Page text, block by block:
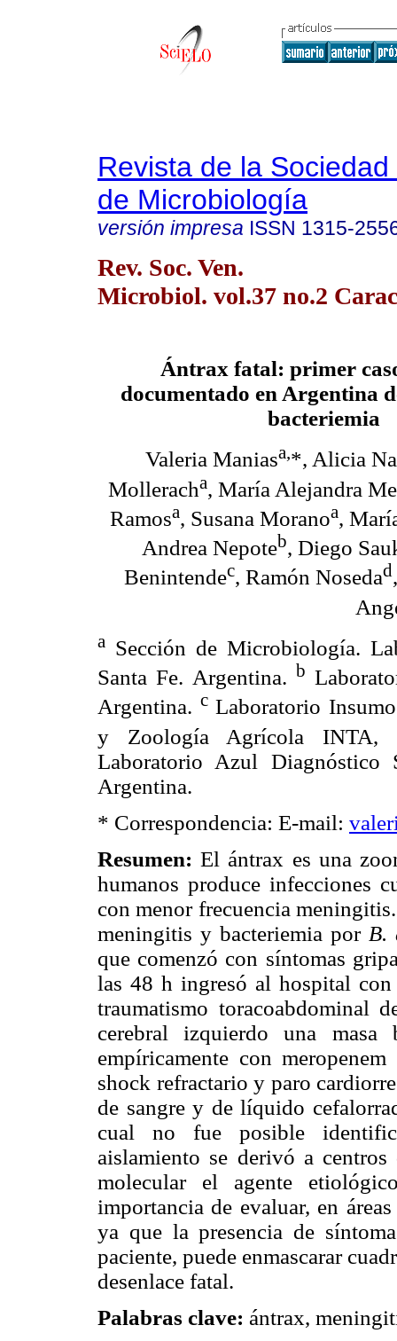
Revista de la
de Microbiología
versión impresa ISSN 1315-
Rev. Soc. Ven.
Microbiol. vol.37 no.2
Ántrax fatal: primer
documentado en Argentina
bacteriemia
Valeria Maniasa,*, Alicia
Molleracha, María Alejandra
Ramosa, Susana Moranoa,
Andrea Nepoteb, Diego
Benintendec, Ramón Nosedad
a Sección de Microbiología.
Santa Fe. Argentina. b
Argentina. cLaboratorio
y Zoología Agrícola INTA,
Laboratorio Azul
Argentina.
* Correspondencia: E-mail:
Resumen:El ántrax es una
humanos produce infecciones
con menor frecuencia
meningitis y bacteriemia por B.
que comenzó con síntomas
las 48 h ingresó al hospital
traumatismo toracoabdominal
cerebral izquierdo una
empíricamente con
shock refractario y paro
de sangre y de líquido
cual no fue posible
aislamiento se derivó a
molecular el agente
importancia de evaluar, en
ya que la presencia de
paciente, puede enmascarar
desenlace fatal.
Palabras clave: ántrax,